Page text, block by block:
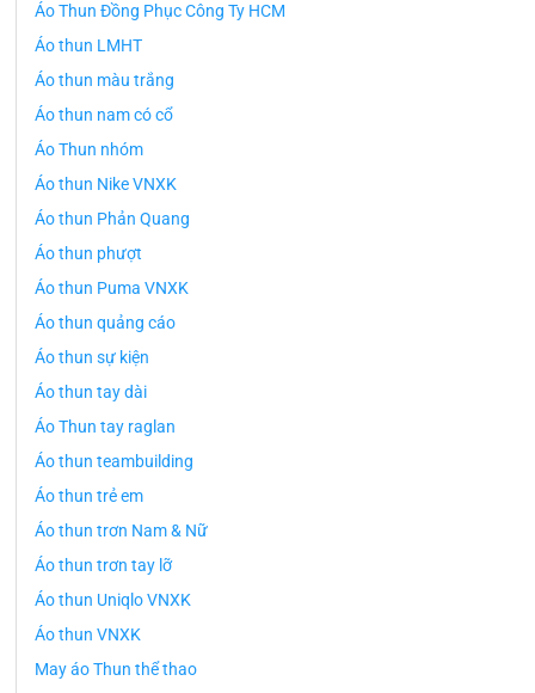
Áo Thun Đồng Phục Công Ty HCM
Áo thun LMHT
Áo thun màu trắng
Áo thun nam có cổ
Áo Thun nhóm
Áo thun Nike VNXK
Áo thun Phản Quang
Áo thun phượt
Áo thun Puma VNXK
Áo thun quảng cáo
Áo thun sự kiện
Áo thun tay dài
Áo Thun tay raglan
Áo thun teambuilding
Áo thun trẻ em
Áo thun trơn Nam & Nữ
Áo thun trơn tay lỡ
Áo thun Uniqlo VNXK
Áo thun VNXK
May áo Thun thể thao